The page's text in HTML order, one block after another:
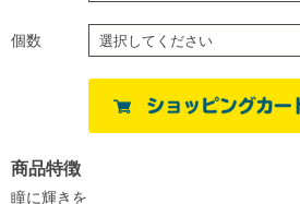
個数
商品特徴
瞳に輝きを